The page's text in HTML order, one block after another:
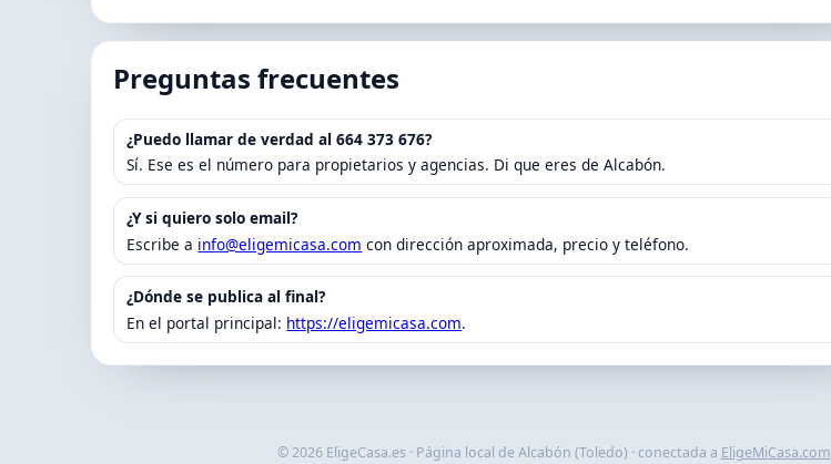
Preguntas frecuentes
¿Puedo llamar de verdad al 664 373 676?
Sí. Ese es el número para propietarios y agencias. Di que eres de Alcabón.
¿Y si quiero solo email?
Escribe a info@eligemicasa.com con dirección aproximada, precio y teléfono.
¿Dónde se publica al final?
En el portal principal: https://eligemicasa.com.
© 2026 EligeCasa.es · Página local de Alcabón (Toledo) · conectada a EligeMiCasa.com